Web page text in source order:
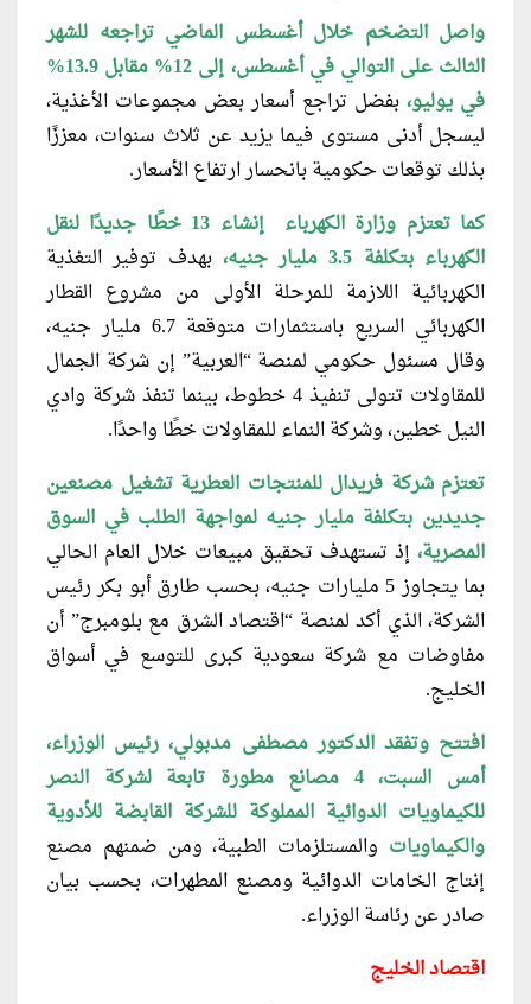
واصل التضخم خلال أغسطس الماضي تراجعه للشهر
الثالث على التوالي في أغسطس، إلى 12% مقابل 13.9%
في يوليو، بفضل تراجع أسعار بعض مجموعات الأغذية،
ليسجل أدنى مستوى فيما يزيد عن ثلاث سنوات، معززًا
بذلك توقعات حكومية بانحسار ارتفاع الأسعار.
كما تعتزم وزارة الكهرباء إنشاء 13
خطًا جديدًا لنقل
الكهرباء بتكلفة 3.5 مليار جنيه،
بهدف توفير التغذية
الكهربائية اللازمة للمرحلة الأولى من مشروع القطار
الكهربائي السريع باستثمارات متوقعة 6.7 مليار جنيه،
وقال مسئول حكومي لمنصة “العربية” إن شركة الجمال
للمقاولات تتولى تنفيذ 4 خطوط، بينما تنفذ شركة وادي
النيل خطين، وشركة النماء للمقاولات خطًا واحدًا.
تعتزم شركة فريدال للمنتجات العطرية تشغيل مصنعين
جديدين بتكلفة مليار جنيه لمواجهة الطلب في السوق
المصرية، إذ تستهدف تحقيق مبيعات خلال العام الحالي
بما يتجاوز 5 مليارات جنيه، بحسب طارق أبو بكر رئيس
الشركة، الذي أكد لمنصة “اقتصاد الشرق مع بلومبرج” أن
مفاوضات مع شركة سعودية كبرى للتوسع في أسواق
الخليج.
افتتح وتفقد الدكتور مصطفى مدبولي، رئيس الوزراء،
أمس السبت، 4 مصانع مطورة تابعة لشركة النصر
للكيماويات الدوائية المملوكة للشركة القابضة للأدوية
والكيماويات والمستلزمات الطبية، ومن ضمنهم مصنع
إنتاج الخامات الدوائية ومصنع المطهرات، بحسب بيان
صادر عن رئاسة الوزراء.
اقتصاد الخليج